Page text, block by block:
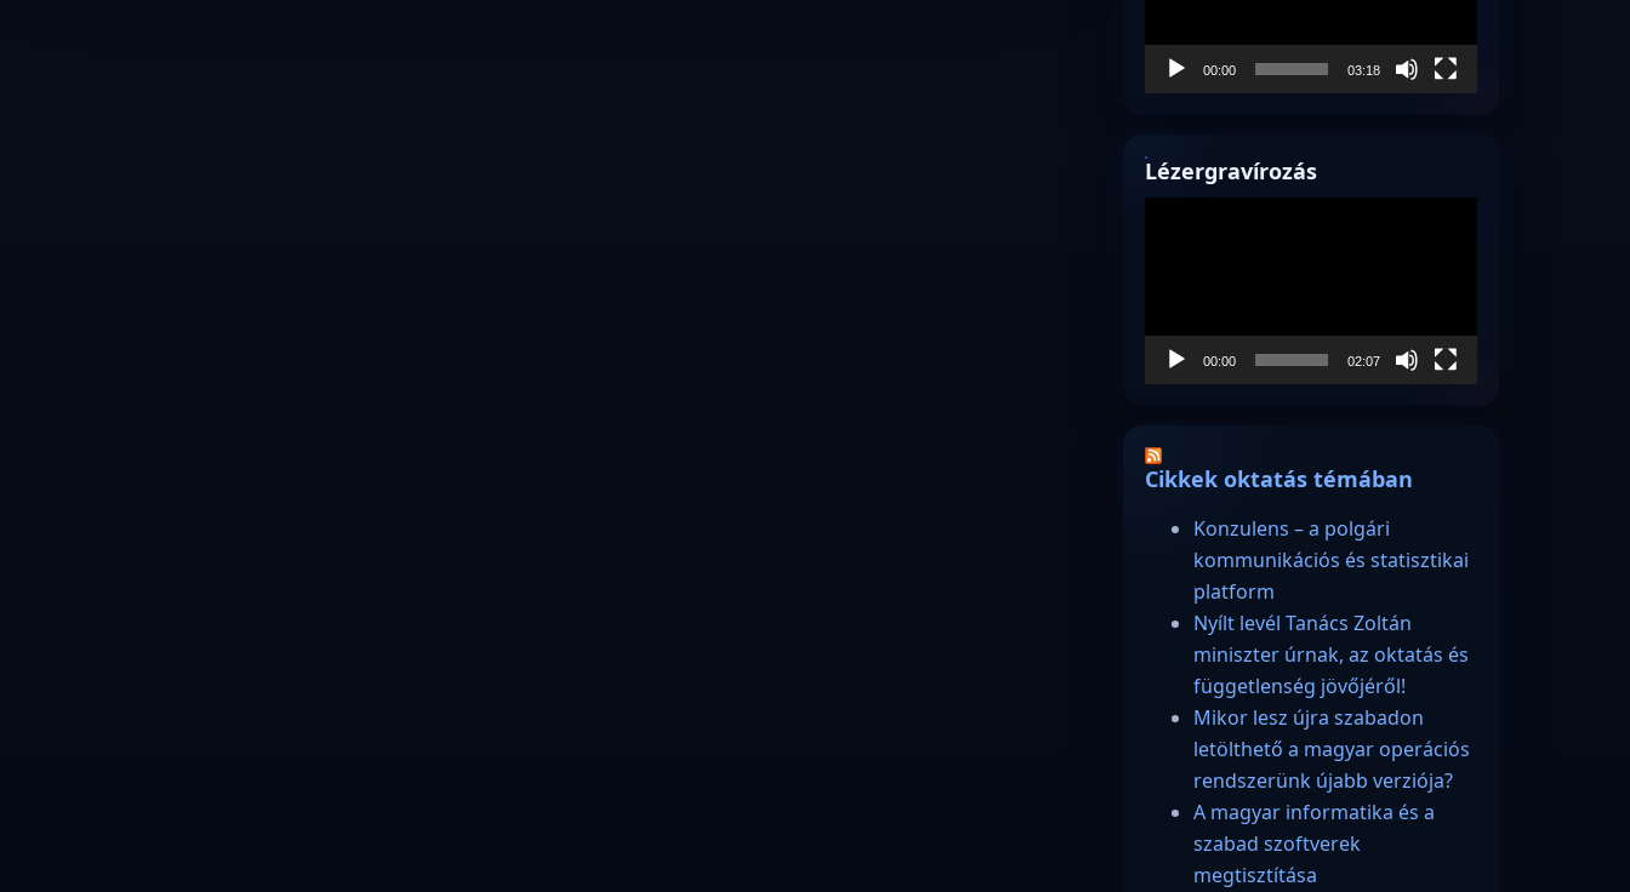
00:00 03:18
Lézergravírozás
00:00 02:07
Cikkek oktatás témában
Konzulens – a polgári
kommunikációs és statisztikai
platform
Nyílt levél Tanács Zoltán
miniszter úrnak, az oktatás és
függetlenség jövőjéről!
Mikor lesz újra szabadon
letölthető a magyar operációs
rendszerünk újabb verziója?
A magyar informatika és a
szabad szoftverek
megtisztítása